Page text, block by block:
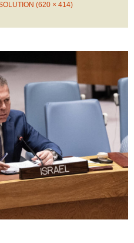
(620 × 414)